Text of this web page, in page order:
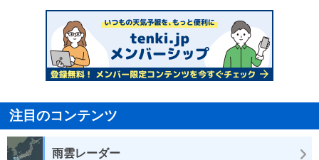
注目のコンテンツ
雨雲レーダー